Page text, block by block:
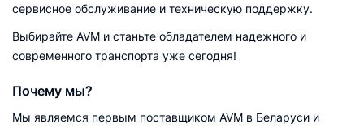
сервисное обслуживание и техническую поддержку.
Выбирайте AVM и станьте обладателем надежного и
современного транспорта уже сегодня!
Почему мы?
Мы являемся первым поставщиком AVM в Беларуси и